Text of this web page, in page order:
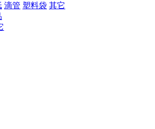
滴管 塑料袋 其它